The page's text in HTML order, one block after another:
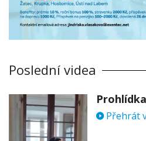
Poslední videa
Přehrát